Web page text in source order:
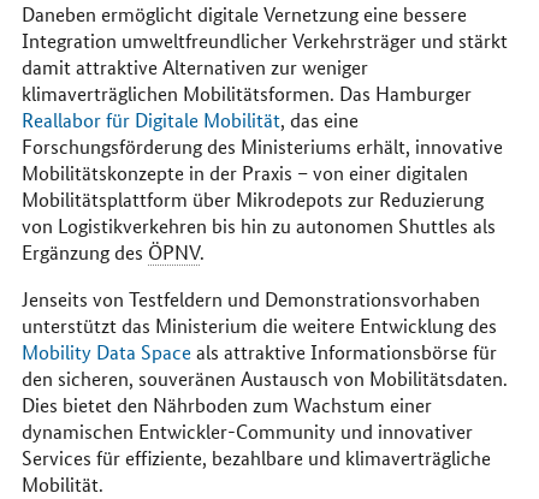
Daneben ermöglicht digitale Vernetzung eine bessere
Integration umweltfreundlicher Verkehrsträger und stärkt
damit attraktive Alternativen zur weniger
klimaverträglichen Mobilitätsformen. Das Hamburger
Reallabor für Digitale Mobilität, das eine
Forschungsförderung des Ministeriums erhält, innovative
Mobilitätskonzepte in der Praxis – von einer digitalen
Mobilitätsplattform über Mikrodepots zur Reduzierung
von Logistikverkehren bis hin zu autonomen Shuttles als
Ergänzung des ÖPNV.
Jenseits von Testfeldern und Demonstrationsvorhaben
unterstützt das Ministerium die weitere Entwicklung des
Mobility Data Spaceals attraktive Informationsbörse für
den sicheren, souveränen Austausch von Mobilitätsdaten.
Dies bietet den Nährboden zum Wachstum einer
dynamischen Entwickler-Community und innovativer
Services für effiziente, bezahlbare und klimaverträgliche
Mobilität.